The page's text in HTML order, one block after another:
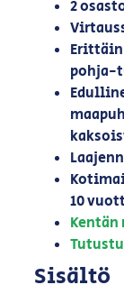
2
pohja-
10
Sisältö